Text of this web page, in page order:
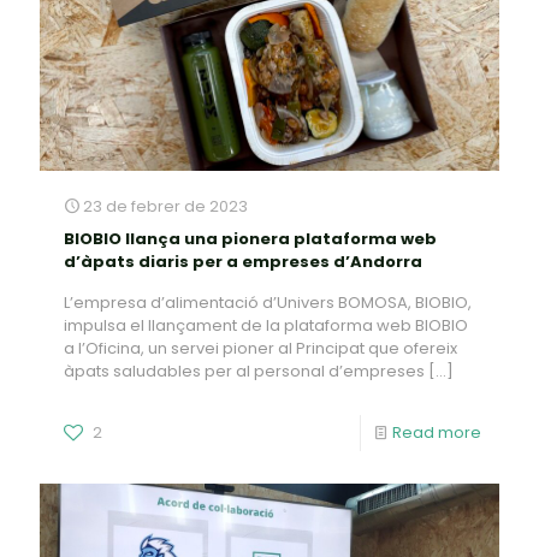
23 de febrer de 2023
BIOBIO llança una pionera plataforma web
d’àpats diaris per a empreses d’Andorra
L’empresa d’alimentació d’Univers BOMOSA, BIOBIO,
impulsa el llançament de la plataforma web BIOBIO
a l’Oficina, un servei pioner al Principat que ofereix
àpats saludables per al personal d’empreses […]
2 Read more